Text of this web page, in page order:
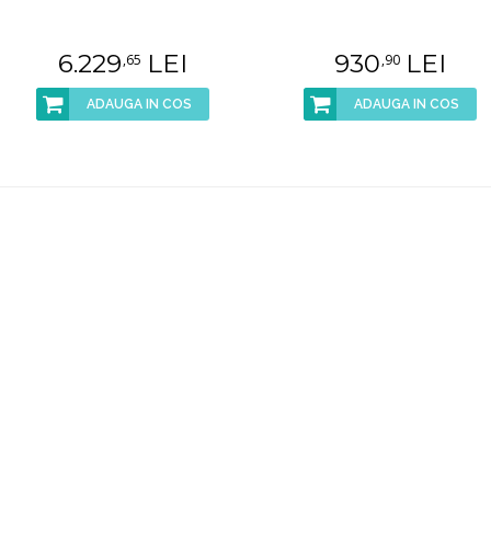
6.229,65 LEI
ADAUGA IN COS
930,90LEI
ADAUGA IN COS